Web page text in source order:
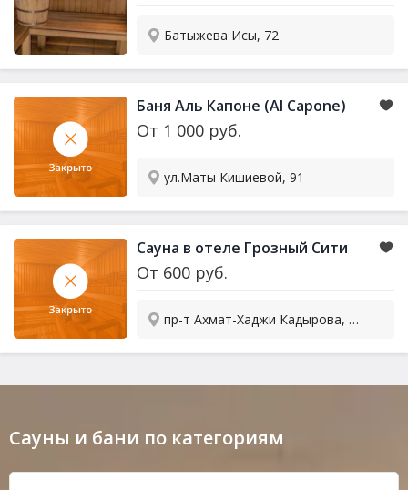
Батыжева Исы, 72
Баня Аль Капоне (Al Capone)
От 1 000 руб.
ул.Маты Кишиевой, 91
Сауна в отеле Грозный Сити
От 600 руб.
пр-т Ахмат-Хаджи Кадырова, 1/16
Сауны и бани по категориям